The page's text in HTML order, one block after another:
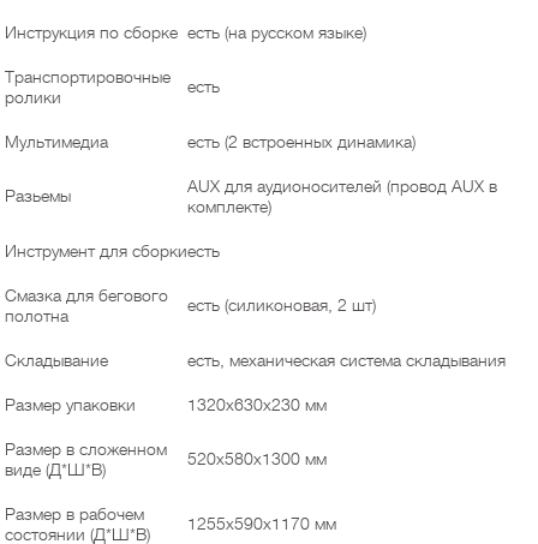
Инструкция по сборке есть (на русском языке)
Транспортировочные
ролики
есть
Мультимедиа есть (2 встроенных динамика)
Разьемы
AUX для аудионосителей (провод AUX в
комплекте)
Инструмент для сборкиесть
Смазка для бегового
полотна
есть (силиконовая, 2 шт)
Складывание есть, механическая система складывания
Размер упаковки 1320x630x230 мм
Размер в сложенном
виде (Д*Ш*В)
520x580x1300 мм
Размер в рабочем
состоянии (Д*Ш*В)
1255x590x1170 мм